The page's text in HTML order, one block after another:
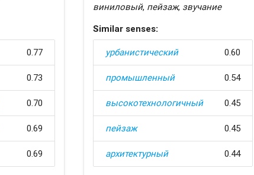
0.77
0.73
0.70
0.69
0.69
виниловый, пейзаж, звучание
Similar senses:
урбанистический 0.60
промышленный 0.54
высокотехнологичный 0.45
пейзаж 0.45
архитектурный 0.44